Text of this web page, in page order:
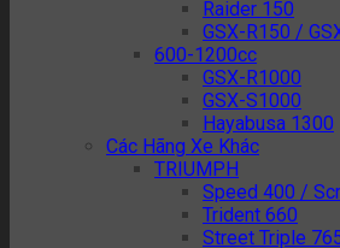
Raider 150
GSX-R150 /
600-1200cc
GSX-R1000
GSX-S1000
Hayabusa 1300
Các Hãng Xe Khác
TRIUMPH
Speed 400 /
Trident 660
Street Triple